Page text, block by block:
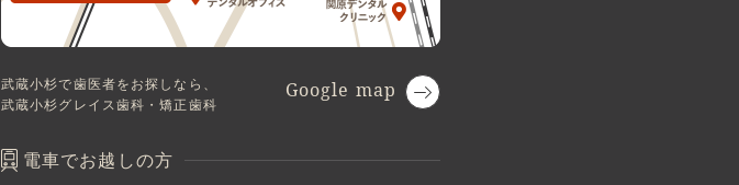
Google map
武蔵小杉で歯医者をお探しなら、
武蔵小杉グレイス歯科・矯正歯科
電車でお越しの方